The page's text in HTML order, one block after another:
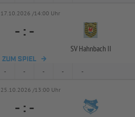
17.10.2026 /14:00 Uhr
- : -
SV Hahnbach II
ZUM SPIEL
- - - - -
25.10.2026 /13:00 Uhr
- : -